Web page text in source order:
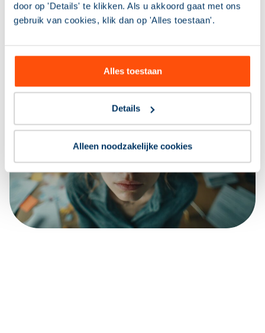
door op 'Details' te klikken. Als u akkoord gaat met ons
gebruik van cookies, klik dan op 'Alles toestaan'.
Alles toestaan
Details
Alleen noodzakelijke cookies